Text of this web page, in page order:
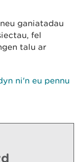
ganiatadau
fel
talu ar
ni'n eu pennu